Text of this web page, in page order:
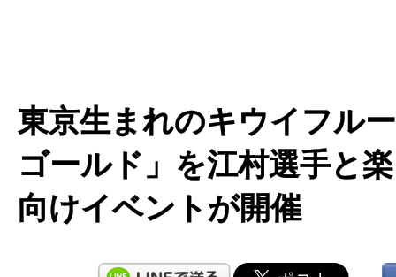
東京生まれのキウイフル
ゴールド」を江村選手と
向けイベントが開催